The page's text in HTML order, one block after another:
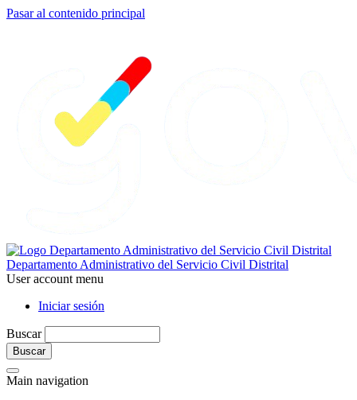
Pasar al contenido principal
Departamento Administrativo del Servicio Civil Distrital
User account menu
Iniciar sesión
Buscar
Main navigation